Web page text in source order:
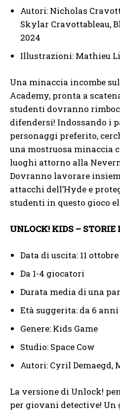
Autori: Nicholas
Skylar Cravottableau,
2024
Illustrazioni: Mathieu
Una minaccia incombe
Academy, pronta a
studenti dovranno
difendersi! Indossando i
personaggi preferito,
una mostruosa minaccia
luoghi attorno alla
Dovranno lavorare
attacchi dell’Hyde e
studenti in questo gioco
UNLOCK! KIDS – STORIE
Data di uscita: 11
Da 1-4 giocatori
Durata media di una
Età suggerita: da 6
Genere: Kids Game
Studio: Space Cow
Autori: Cyril Demaegd,
La versione di Unlock!
per giovani detective! Un